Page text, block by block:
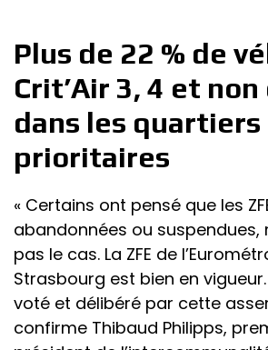
Plus de 22 % de
Crit’Air 3, 4 et non
dans les quartiers
prioritaires
« Certains ont pensé que les
abandonnées ou suspendues,
pas le cas. La ZFE de
Strasbourg est bien en
voté et délibéré par cette
confirme Thibaud Philipps,